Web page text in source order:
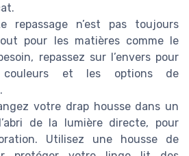
repassage n’est pas toujours
pour les matières comme le
repassez sur l’envers pour
couleurs et les options de
votre drap housse dans un
de la lumière directe, pour
Utilisez une housse de